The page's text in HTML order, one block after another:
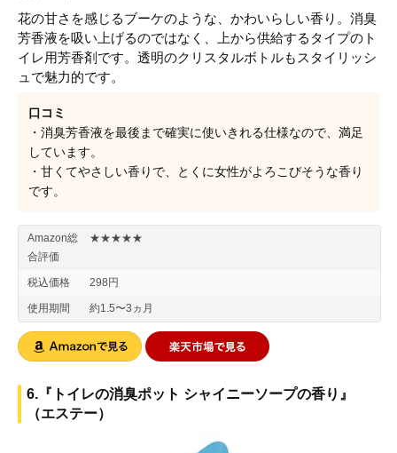
花の甘さを感じるブーケのような、かわいらしい香り。消臭
芳香液を吸い上げるのではなく、上から供給するタイプのト
イレ用芳香剤です。透明のクリスタルボトルもスタイリッシ
ュで魅力的です。
口コミ
・消臭芳香液を最後まで確実に使いきれる仕様なので、満足
しています。
・甘くてやさしい香りで、とくに女性がよろこびそうな香り
です。
Amazon総
合評価
★★★★★
税込価格 298円
使用期間 約1.5〜3ヵ月
6.『トイレの消臭ポット シャイニーソープの香り』
（エステー）